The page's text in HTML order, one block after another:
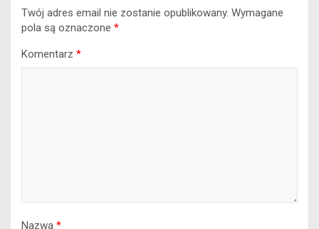
Twój adres email nie zostanie opublikowany. Wymagane
pola są oznaczone *
Komentarz *
Nazwa *